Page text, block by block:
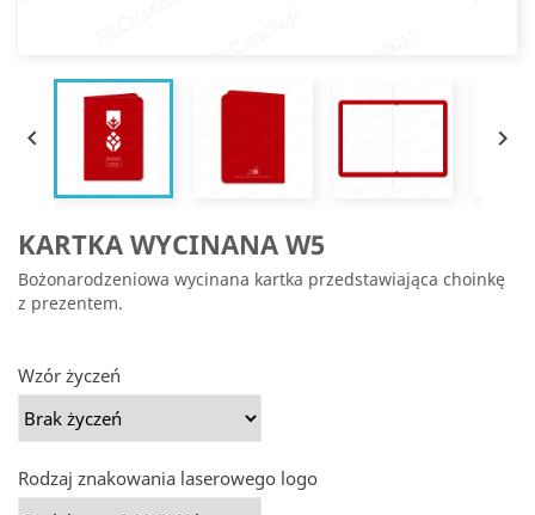
 
KARTKA WYCINANA W5
Bożonarodzeniowa wycinana kartka przedstawiająca choinkę
z prezentem.
Wzór życzeń
Rodzaj znakowania laserowego logo